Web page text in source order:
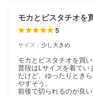
5
サイズ ： 少し大きめ
モカとピスタチオを買い
普段はLサイズを着てい
だけど、ゆったりとき
やすそう。
前後で切られるのが良い